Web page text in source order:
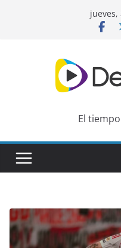
jueves,
El